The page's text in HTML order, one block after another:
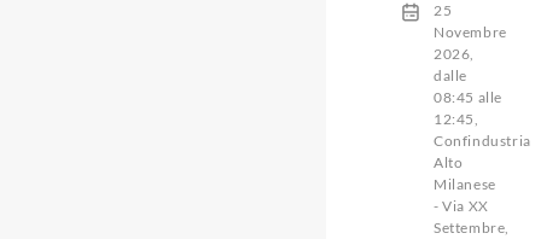
25
Novembre
2026,
dalle
08:45 alle
12:45,
Confindustria
Alto
Milanese
- Via XX
Settembre,